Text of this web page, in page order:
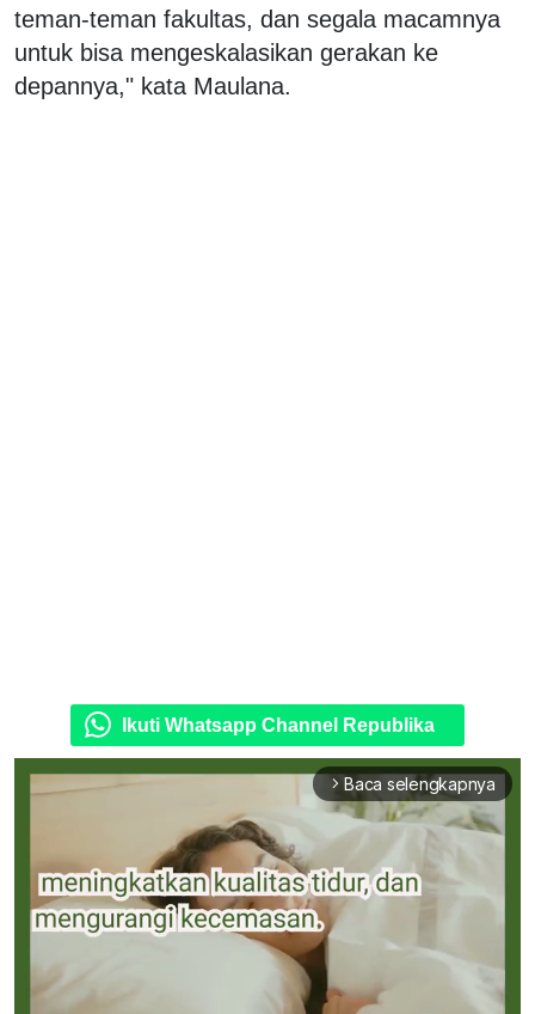
teman-teman fakultas, dan segala macamnya
untuk bisa mengeskalasikan gerakan ke
depannya," kata Maulana.
Ikuti Whatsapp Channel Republika
arrow_forward_ios Baca selengkapnya